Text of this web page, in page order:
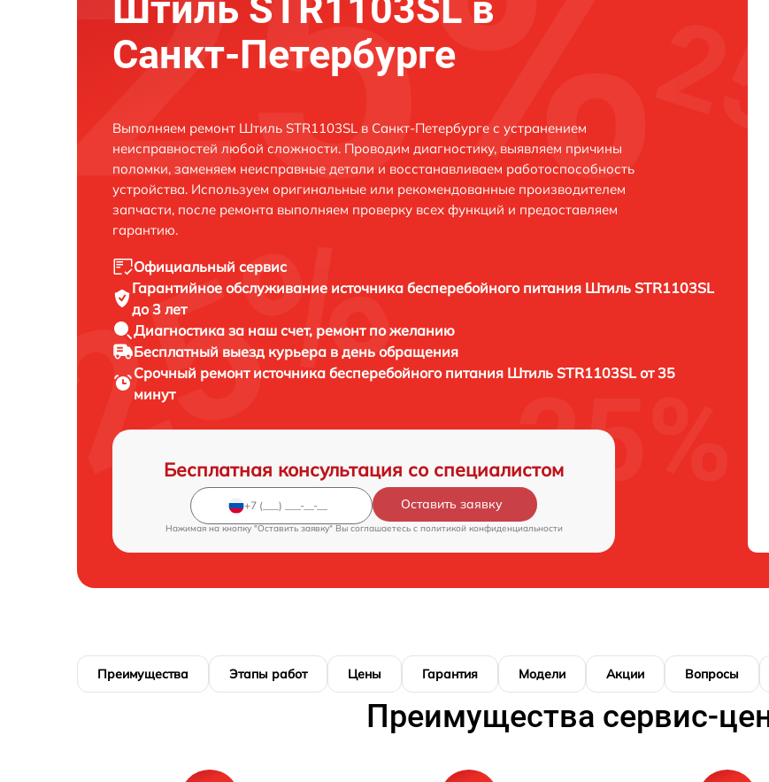
Санкт-Петербурге
Выполняем ремонт Штиль STR1103SL в Санкт-Петербурге с устранением
неисправностей любой сложности. Проводим диагностику, выявляем причины
поломки, заменяем неисправные детали и восстанавливаем работоспособность
устройства. Используем оригинальные или рекомендованные производителем
запчасти, после ремонта выполняем проверку всех функций и предоставляем
гарантию.
Официальный сервис
Гарантийное обслуживание источника бесперебойного питания Штиль STR1103SL
до 3 лет
Диагностика за наш счет, ремонт по желанию
Бесплатный выезд курьера в день обращения
Срочный ремонт источника бесперебойного питания Штиль STR1103SL от 35
минут
Бесплатная консультация со специалистом
Оставить заявку
Нажимая на кнопку "Оставить заявку" Вы соглашаетесь c политикой конфиденциальности
Преимущества Этапы работ Цены Гарантия Модели Акции Вопросы
Преимущества сервис-